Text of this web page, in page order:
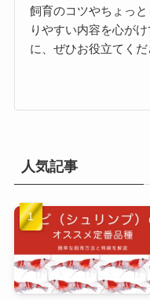
飼育のコツやちょっ
りやすい内容を心が
に、ぜひお役立てくだ
人気記事